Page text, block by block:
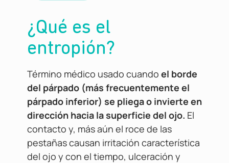
¿Qué es el
entropión?
Término médico usado cuando el borde
del párpado (más frecuentemente el
párpado inferior) se pliega o invierte en
dirección hacia la superficie del ojo. El
contacto y, más aún el roce de las
pestañas causan irritación característica
del ojo y con el tiempo, ulceración y